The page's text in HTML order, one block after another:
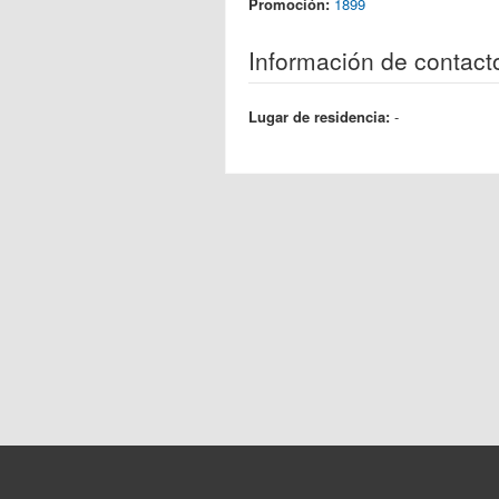
Información de
Lugar de residencia: -